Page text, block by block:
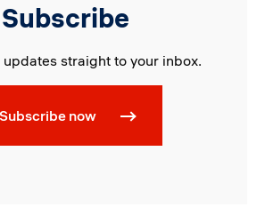
Subscribe
updates straight to your inbox.
Subscribe now